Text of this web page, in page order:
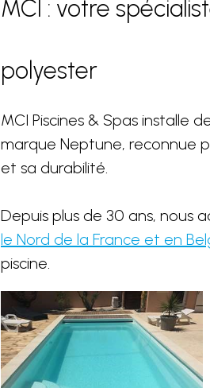
MCI : votre
polyester
MCI Piscines & Spas installe
marque Neptune, reconnue
et sa durabilité.
Depuis plus de 30 ans, nous
le Nord de la France et en
piscine.